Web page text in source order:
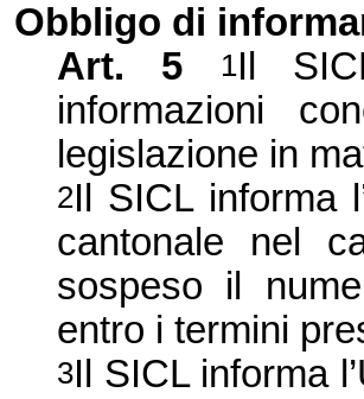
Obbligo di
Art. 5
1Il
informazioni
legislazione in
2Il SICL informa
cantonale nel
sospeso il
entro i termini
3Il SICL informa l’